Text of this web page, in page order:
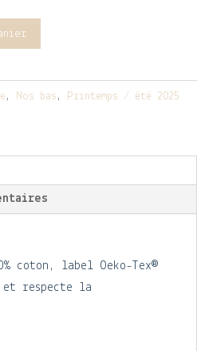
, Nos bas , Printemps / été 2025
coton, label Oeko-Tex®
et respecte la